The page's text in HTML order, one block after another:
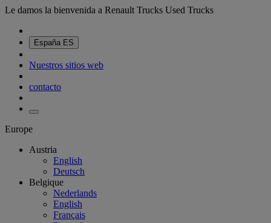
Le damos la bienvenida a Renault Trucks Used Trucks
España ES
Nuestros sitios web
contacto
Europe
Austria
English
Deutsch
Belgique
Nederlands
English
Français